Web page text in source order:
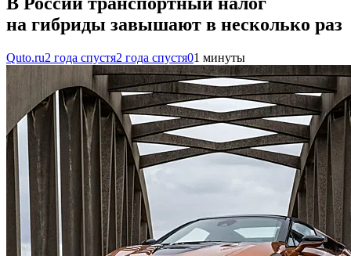
на гибриды завышают в несколько раз
Quto.ru2 года спустя2 года спустя01 минуты